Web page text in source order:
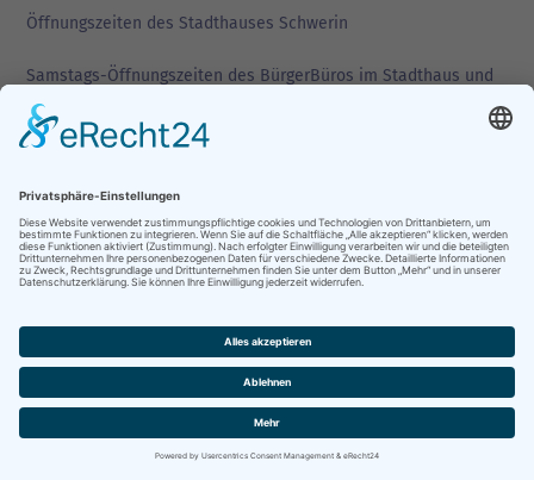
Öffnungszeiten des Stadthauses Schwerin
Samstags-Öffnungszeiten des BürgerBüros im Stadthaus und
der Kfz-Zulassungs- und Führerscheinbehörde
FOLGEN SIE UNS
Newsletter "Neues aus Schwerin" abonnieren
Stadtanzeiger abonnieren